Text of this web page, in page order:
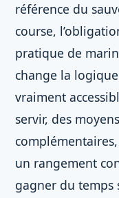
référence du
course,
pratique de
change la
vraiment
servir, des
un rangement
gagner du temps